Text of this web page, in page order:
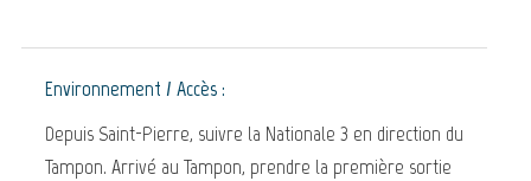
Environnement / Accès :
Depuis Saint-Pierre, suivre la Nationale 3 en direction du
Tampon. Arrivé au Tampon, prendre la première sortie